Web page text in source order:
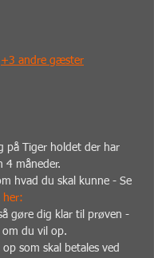
+3 andre gæster
på Tiger holdet der har
måneder.
hvad du skal kunne - Se
her:
gøre dig klar til prøven -
du vil op.
som skal betales ved